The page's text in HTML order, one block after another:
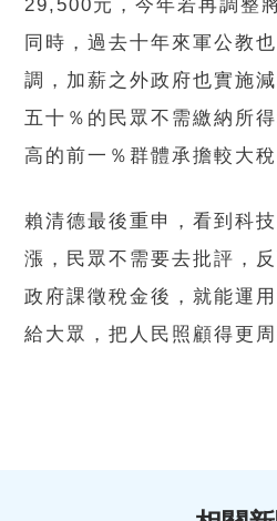
29,500元，今年若再調整
同時，過去十年來軍公教
調，加薪之外政府也實施
五十％的民眾不需繳納所
高的前一％群體承擔較大稅
賴清德最後重申，看到科
漲，民眾不需要去批評，
政府課徵稅金後，就能運
給大眾，把人民照顧得更周